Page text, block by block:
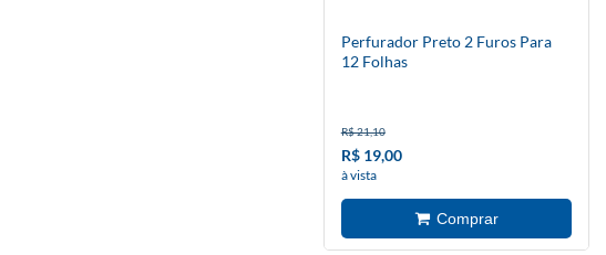
Perfurador Preto 2 Furos Para
12 Folhas
R$ 21,10
R$ 19,00
à vista